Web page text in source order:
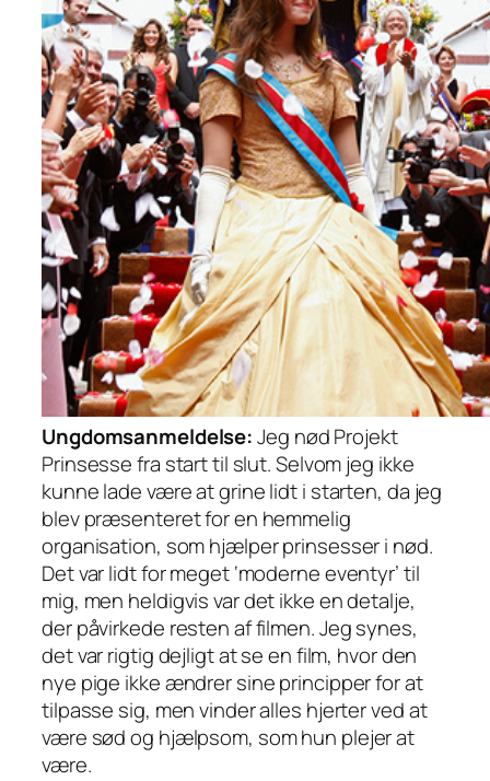
Ungdomsanmeldelse:Jeg nød Projekt
Prinsesse fra start til slut. Selvom jeg ikke
kunne lade være at grine lidt i starten, da jeg
blev præsenteret for en hemmelig
organisation, som hjælper prinsesser i nød.
Det var lidt for meget ‘moderne eventyr’ til
mig, men heldigvis var det ikke en detalje,
der påvirkede resten af filmen. Jeg synes,
det var rigtig dejligt at se en film, hvor den
nye pige ikke ændrer sine principper for at
tilpasse sig, men vinder alles hjerter ved at
være sød og hjælpsom, som hun plejer at
være.